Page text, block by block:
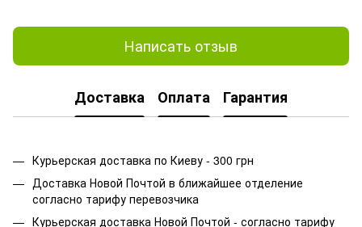
Написать отзыв
Доставка Оплата Гарантия
Курьерская доставка по Киеву - 300 грн
Доставка Новой Почтой в ближайшее отделение
согласно тарифу перевозчика
Курьерская доставка Новой Почтой - согласно тарифу